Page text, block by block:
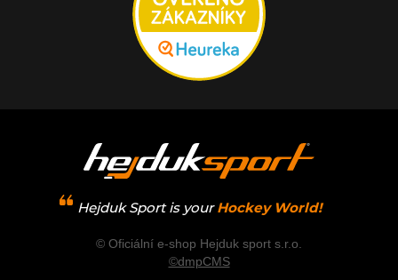
Hejduk Sport is your Hockey World!
© Oficiální e-shop Hejduk sport s.r.o.
©dmpCMS